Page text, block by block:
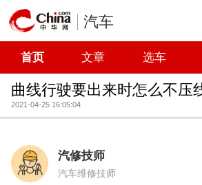
汽车
首页 文章 选车
曲线行驶要出来时怎么不压
2021-04-25 16:05:04
汽修技师
汽车维修技师